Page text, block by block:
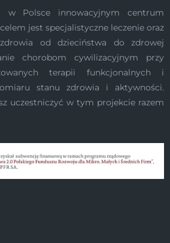
w Polsce innowacyjnym centrum
jest specjalistyczne leczenie oraz
od dzieciństwa do zdrowej
chorobom cywilizacyjnym przy
terapii funkcjonalnych i
stanu zdrowia i aktywności.
uczestniczyć w tym projekcie razem